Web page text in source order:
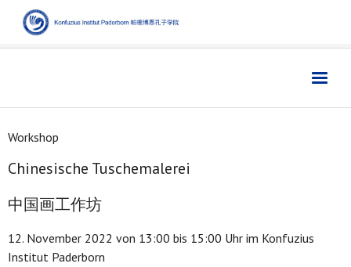
Sprache语言
Kultur文化
Workshop
Chinesische Tuschemalerei
中国画工作坊
12. November 2022 von 13:00 bis 15:00 Uhr im Konfuzius
Institut Paderborn